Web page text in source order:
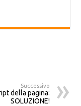
Successivo
della pagina:
SOLUZIONE!